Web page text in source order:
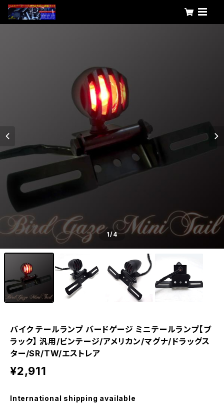
1/4
バイク テールランプ バードゲージ ミニテールランプ【ブ
ラック】 汎用/ビンテージ/アメリカン/マグナ/ドラッグス
ター/SR/TW/エストレア
¥2,911
International shipping available